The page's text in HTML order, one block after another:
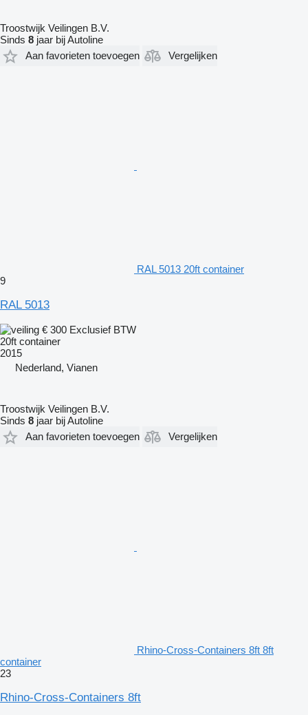
Troostwijk Veilingen B.V.
Sinds 8 jaar bij Autoline
Aan favorieten toevoegen
Vergelijken
RAL 5013 20ft container
9
RAL 5013
€ 300 Exclusief BTW
20ft container
2015
Nederland, Vianen
Troostwijk Veilingen B.V.
Sinds 8 jaar bij Autoline
Aan favorieten toevoegen
Vergelijken
Rhino-Cross-Containers 8ft 8ft
container
23
Rhino-Cross-Containers 8ft